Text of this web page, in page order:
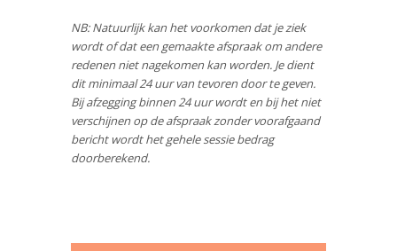
NB: Natuurlijk kan het voorkomen dat je ziek
wordt of dat een gemaakte afspraak om andere
redenen niet nagekomen kan worden. Je dient
dit minimaal 24 uur van tevoren door te geven.
Bij afzegging binnen 24 uur wordt en bij het niet
verschijnen op de afspraak zonder voorafgaand
bericht wordt het gehele sessie bedrag
doorberekend.